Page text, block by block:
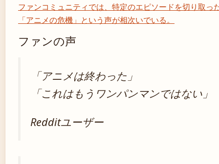
ファンコミュニティでは、特定のエピソードを切り取っ
「アニメの危機」という声が相次いでいる。
ファンの声
「アニメは終わった」
「これはもうワンパンマンではない」
Redditユーザー